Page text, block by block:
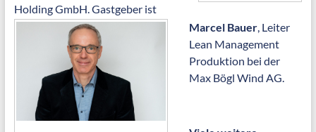
Holding GmbH. Gastgeber ist
Marcel Bauer, Leiter
Lean Management
Produktion bei der
Max Bögl Wind AG.